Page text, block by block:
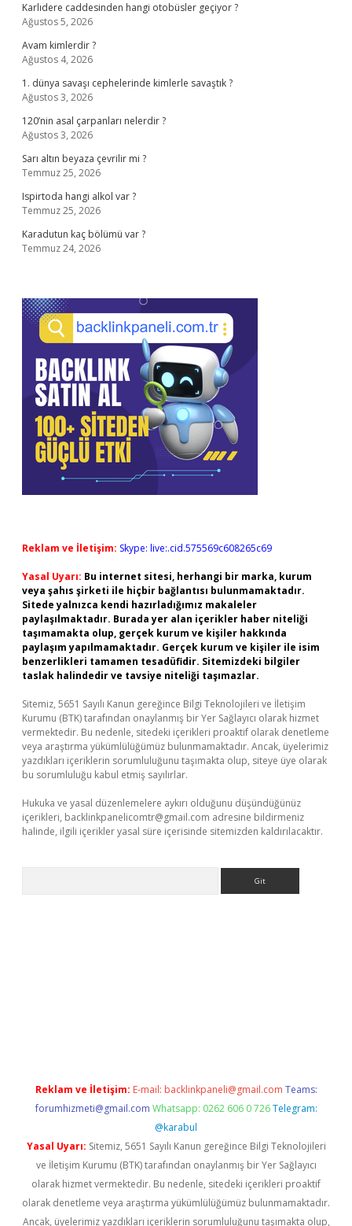
Karlıdere caddesinden hangi otobüsler geçiyor ?
Ağustos 5, 2026
Avam kimlerdir ?
Ağustos 4, 2026
1. dünya savaşı cephelerinde kimlerle savaştık ?
Ağustos 3, 2026
120’nin asal çarpanları nelerdir ?
Ağustos 3, 2026
Sarı altın beyaza çevrilir mi ?
Temmuz 25, 2026
Ispirtoda hangi alkol var ?
Temmuz 25, 2026
Karadutun kaç bölümü var ?
Temmuz 24, 2026
Reklam ve İletişim: Skype: live:.cid.575569c608265c69
Yasal Uyarı: Bu internet sitesi, herhangi bir marka, kurum
veya şahıs şirketi ile hiçbir bağlantısı bulunmamaktadır.
Sitede yalnızca kendi hazırladığımız makaleler
paylaşılmaktadır. Burada yer alan içerikler haber niteliği
taşımamakta olup, gerçek kurum ve kişiler hakkında
paylaşım yapılmamaktadır. Gerçek kurum ve kişiler ile isim
benzerlikleri tamamen tesadüfidir. Sitemizdeki bilgiler
taslak halindedir ve tavsiye niteliği taşımazlar.
Sitemiz, 5651 Sayılı Kanun gereğince Bilgi Teknolojileri ve İletişim
Kurumu (BTK) tarafından onaylanmış bir Yer Sağlayıcı olarak hizmet
vermektedir. Bu nedenle, sitedeki içerikleri proaktif olarak denetleme
veya araştırma yükümlülüğümüz bulunmamaktadır. Ancak, üyelerimiz
yazdıkları içeriklerin sorumluluğunu taşımakta olup, siteye üye olarak
bu sorumluluğu kabul etmiş sayılırlar.
Hukuka ve yasal düzenlemelere aykırı olduğunu düşündüğünüz
içerikleri, backlinkpanelicomtr@gmail.com adresine bildirmeniz
halinde, ilgili içerikler yasal süre içerisinde sitemizden kaldırılacaktır.
Reklam ve İletişim: E-mail: backlinkpaneli@gmail.com Teams:
forumhizmeti@gmail.com Whatsapp: 0262 606 0 726 Telegram:
@karabul
Yasal Uyarı: Sitemiz, 5651 Sayılı Kanun gereğince Bilgi Teknolojileri
ve İletişim Kurumu (BTK) tarafından onaylanmış bir Yer Sağlayıcı
olarak hizmet vermektedir. Bu nedenle, sitedeki içerikleri proaktif
olarak denetleme veya araştırma yükümlülüğümüz bulunmamaktadır.
Ancak, üyelerimiz yazdıkları içeriklerin sorumluluğunu taşımakta olup,